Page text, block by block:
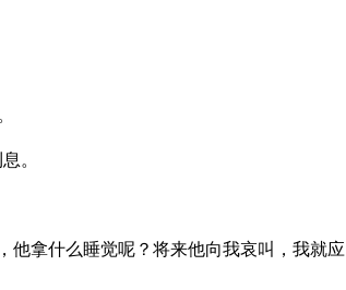
。
他拿什么睡觉呢？将来他向我哀叫，我就应